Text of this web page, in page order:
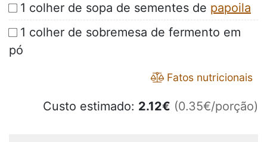
1 colher de sopa de sementes de papoila
1 colher de sobremesa de fermento em
pó
Fatos nutricionais
Custo estimado: 2.12€ (0.35€/porção)